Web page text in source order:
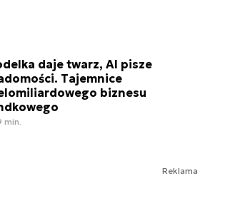
daje twarz, AI pisze
Tajemnice
biznesu
min.
Reklama